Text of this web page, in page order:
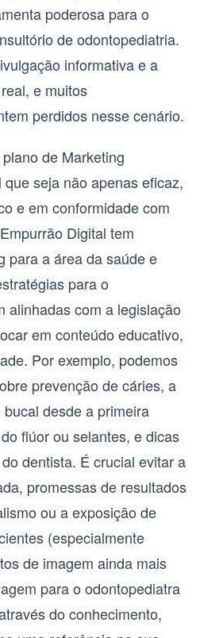
poderosa para o
de odontopediatria.
informativa e a
e muitos
perdidos nesse cenário.
de Marketing
que seja não apenas eficaz,
e em conformidade com
Digital tem
para a área da saúde e
para o
alinhadas com a legislação
em conteúdo educativo,
Por exemplo, podemos
prevenção de cáries, a
desde a primeira
flúor ou selantes, e dicas
dentista. É crucial evitar a
promessas de resultados
ou a exposição de
(especialmente
de imagem ainda mais
para o odontopediatra
do conhecimento,